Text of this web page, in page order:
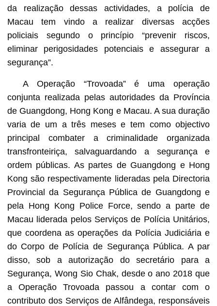
da realização dessas actividades, a polícia de
Macau tem vindo a realizar diversas acções
policiais segundo o princípio “prevenir riscos,
eliminar perigosidades potenciais e assegurar a
segurança”.
A Operação “Trovoada” é uma operação
conjunta realizada pelas autoridades da Província
de Guangdong, Hong Kong e Macau. A sua duração
varia de um a três meses e tem como objectivo
principal combater a criminalidade organizada
transfronteiriça, salvaguardando a segurança e
ordem públicas. As partes de Guangdong e Hong
Kong são respectivamente lideradas pela Directoria
Provincial da Segurança Pública de Guangdong e
pela Hong Kong Police Force, sendo a parte de
Macau liderada pelos Serviços de Polícia Unitários,
que coordena as operações da Polícia Judiciária e
do Corpo de Polícia de Segurança Pública. A par
disso, sob a autorização do secretário para a
Segurança, Wong Sio Chak, desde o ano 2018 que
a Operação Trovoada passou a contar com o
contributo dos Serviços de Alfândega, responsáveis